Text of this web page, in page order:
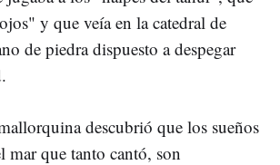
y que veía en la catedral de
de piedra dispuesto a despegar
descubrió que los sueños
mar que tanto cantó, son